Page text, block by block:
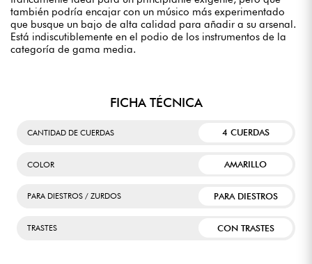
también podría encajar con un músico más experimentado
que busque un bajo de alta calidad para añadir a su arsenal.
Está indiscutiblemente en el podio de los instrumentos de la
categoría de gama media.
FICHA TÉCNICA
CANTIDAD DE CUERDAS 4 CUERDAS
COLOR AMARILLO
PARA DIESTROS / ZURDOS PARA DIESTROS
TRASTES CON TRASTES